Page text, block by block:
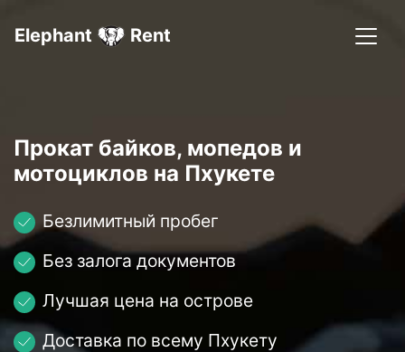
Elephant Rent
Прокат байков, мопедов и
мотоциклов на Пхукете
Безлимитный пробег
Без залога документов
Лучшая цена на острове
Доставка по всему Пхукету